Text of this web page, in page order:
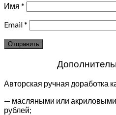
Имя *
Email*
Авторская ручная доработка
— масляными или акриловыми
рублей;